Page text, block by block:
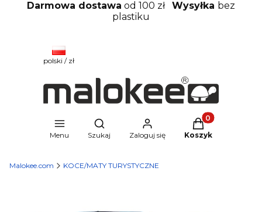
Darmowa dostawa od 100 zł Wysyłka bez
plastiku
polski / zł
Menu
Otwórz wyszukiwarkę
Szukaj Zaloguj się
Produkty w
Koszyk
Malokee.com KOCE/MATY TURYSTYCZNE